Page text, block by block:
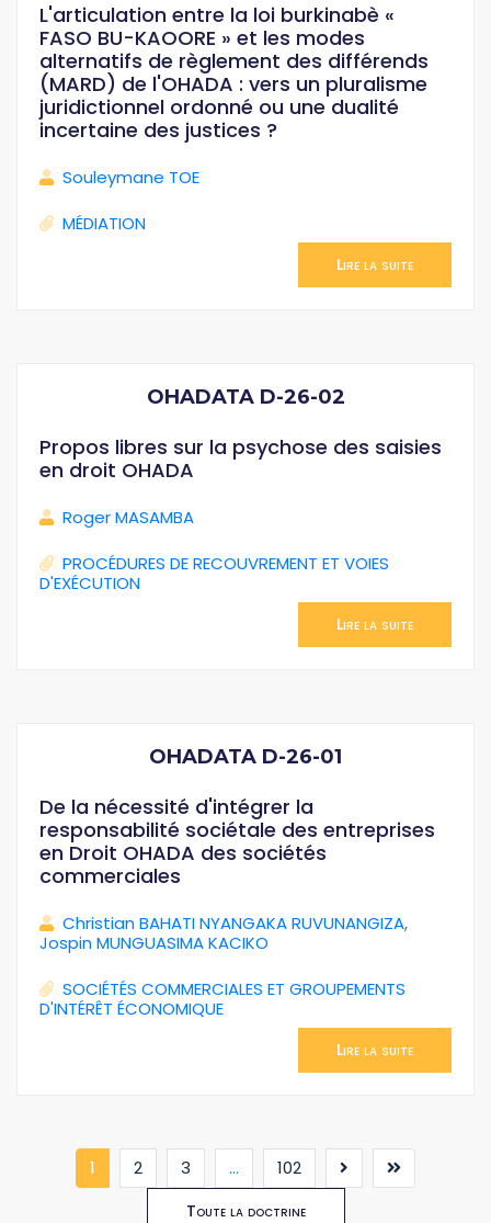
L'articulation entre la loi burkinabè «
FASO BU-KAOORE » et les modes
alternatifs de règlement des différends
(MARD) de l'OHADA : vers un pluralisme
juridictionnel ordonné ou une dualité
incertaine des justices ?
Souleymane TOE
MÉDIATION
Lire la suite
OHADATA D-26-02
Propos libres sur la psychose des saisies
en droit OHADA
Roger MASAMBA
PROCÉDURES DE RECOUVREMENT ET VOIES
D'EXÉCUTION
Lire la suite
OHADATA D-26-01
De la nécessité d'intégrer la
responsabilité sociétale des entreprises
en Droit OHADA des sociétés
commerciales
Christian BAHATI NYANGAKA RUVUNANGIZA,
Jospin MUNGUASIMA KACIKO
SOCIÉTÉS COMMERCIALES ET GROUPEMENTS
D'INTÉRÊT ÉCONOMIQUE
Lire la suite
1 (current)
2 3 ... 102
Toute la doctrine